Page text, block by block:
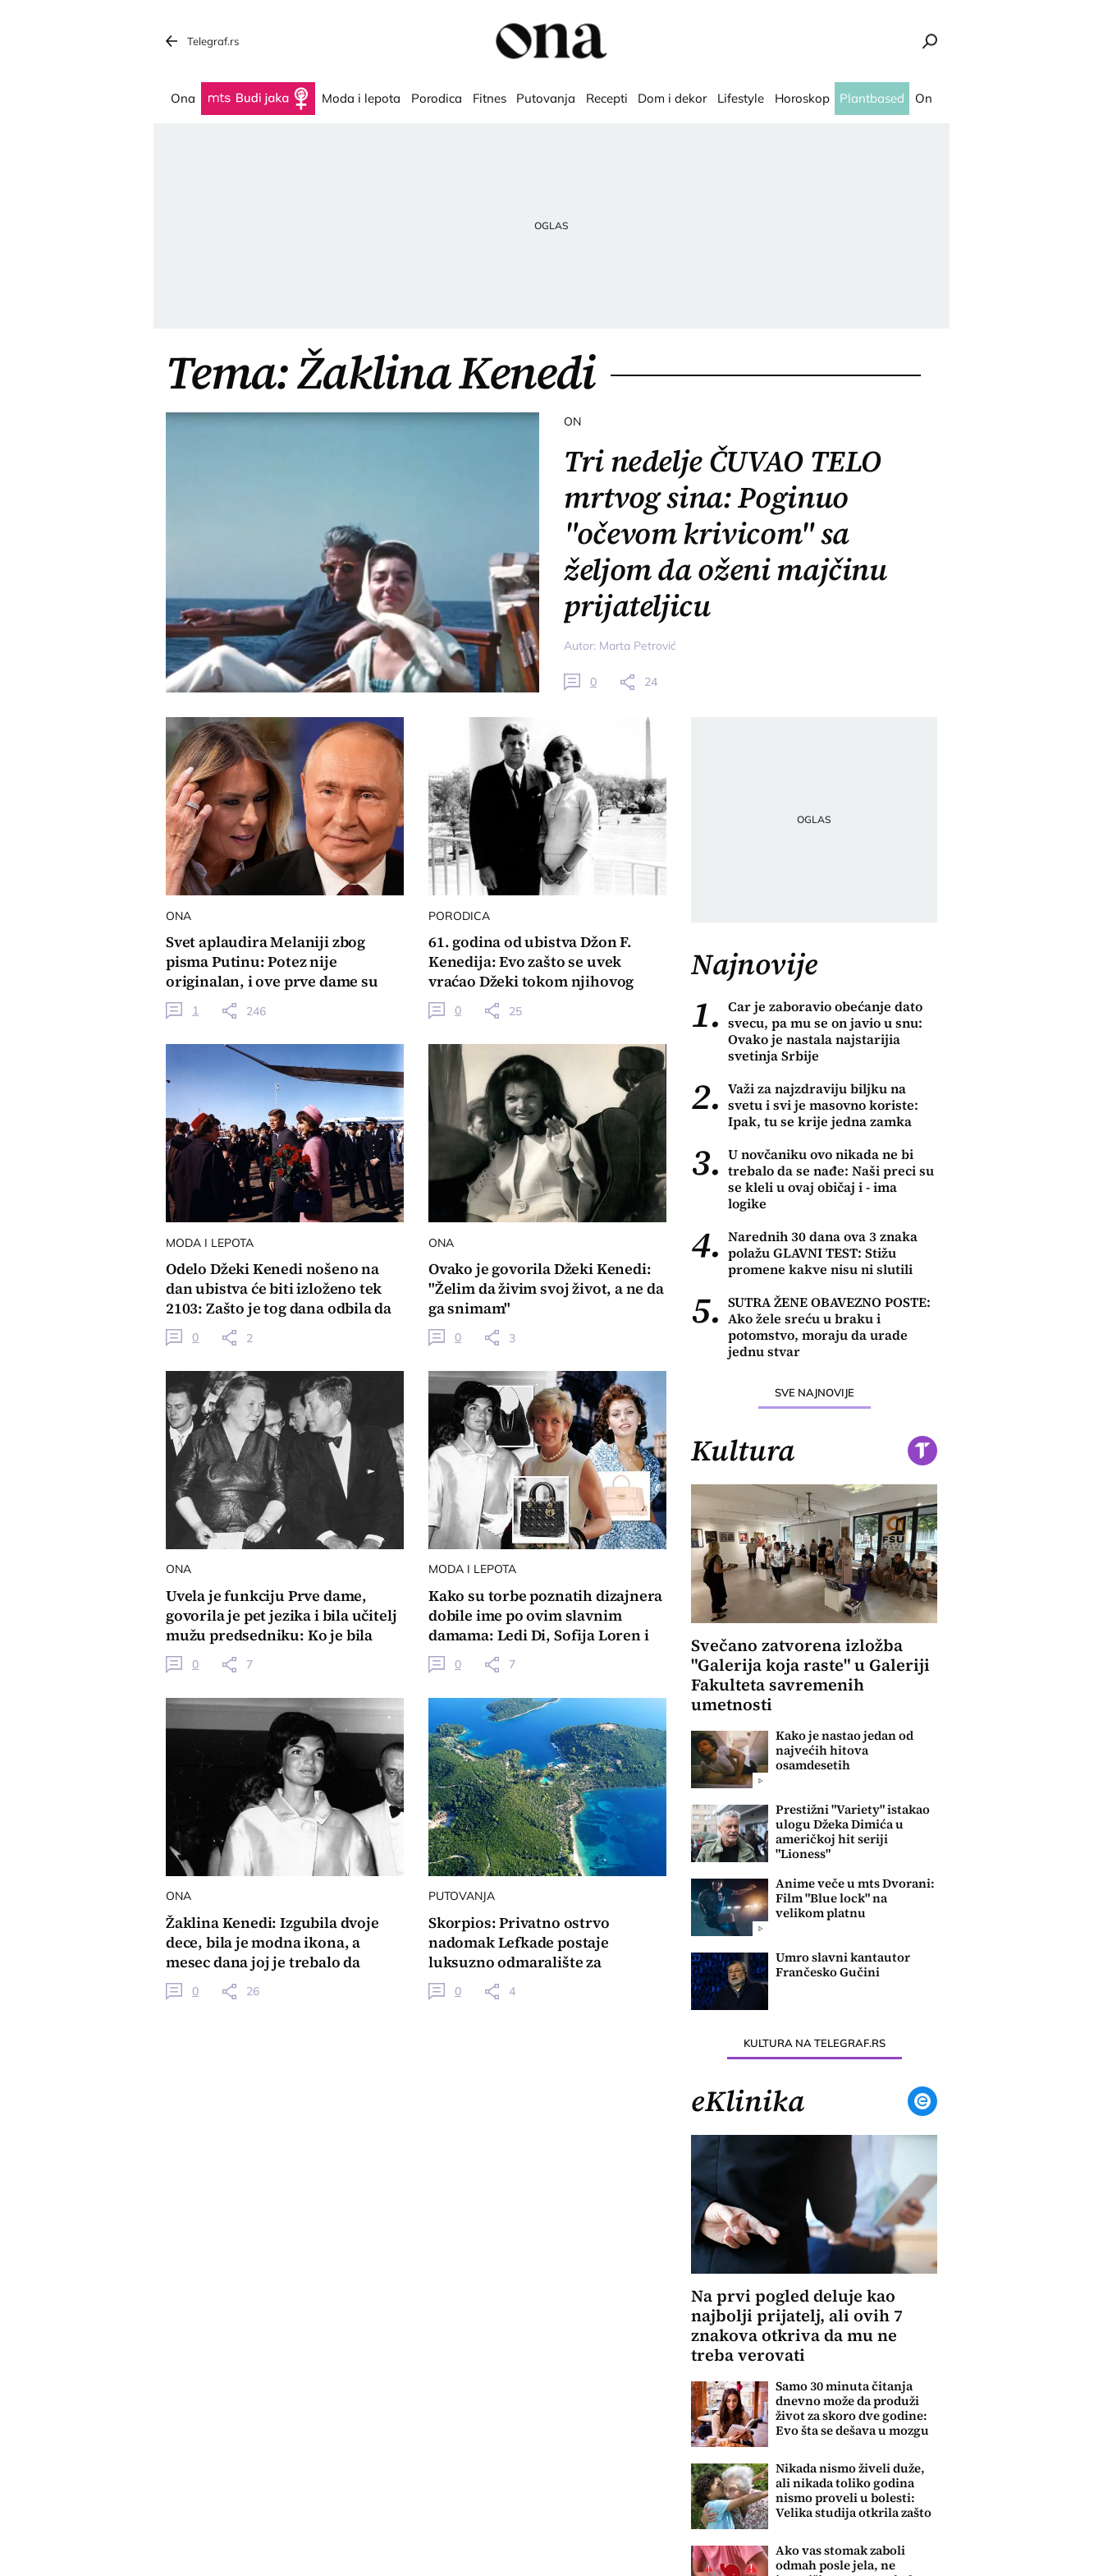
Telegraf.rs
Ona Budi jaka Moda i lepota Porodica Fitnes Putovanja Recepti Dom i dekor Lifestyle Horoskop Plantbased On
Tema: Žaklina Kenedi
ON
Tri nedelje ČUVAO TELO
mrtvog sina: Poginuo
"očevom krivicom" sa
željom da oženi majčinu
prijateljicu
Autor: Marta Petrović
0 24
ONA
Svet aplaudira Melaniji zbog
pisma Putinu: Potez nije
originalan, i ove prve dame su
gasile ratne tenzije
1 246
PORODICA
61. godina od ubistva Džon F.
Kenedija: Evo zašto se uvek
vraćao Džeki tokom njihovog
burnog braka?
0 25
MODA I LEPOTA
Odelo Džeki Kenedi nošeno na
dan ubistva će biti izloženo tek
2103: Zašto je tog dana odbila da
se presvuče?
0 2
ONA
Ovako je govorila Džeki Kenedi:
"Želim da živim svoj život, a ne da
ga snimam"
0 3
ONA
Uvela je funkciju Prve dame,
govorila je pet jezika i bila učitelj
mužu predsedniku: Ko je bila
Nina Hruščova?
0 7
MODA I LEPOTA
Kako su torbe poznatih dizajnera
dobile ime po ovim slavnim
damama: Ledi Di, Sofija Loren i
čuvena Džeki
0 7
ONA
Žaklina Kenedi: Izgubila dvoje
dece, bila je modna ikona, a
mesec dana joj je trebalo da
odgovori na prosidbu
0 26
PUTOVANJA
Skorpios: Privatno ostrvo
nadomak Lefkade postaje
luksuzno odmaralište za
milijardere
0 4
Najnovije
1. Car je zaboravio obećanje dato
svecu, pa mu se on javio u snu:
Ovako je nastala najstarijia
svetinja Srbije
2. Važi za najzdraviju biljku na
svetu i svi je masovno koriste:
Ipak, tu se krije jedna zamka
3. U novčaniku ovo nikada ne bi
trebalo da se nađe: Naši preci su
se kleli u ovaj običaj i - ima
logike
4. Narednih 30 dana ova 3 znaka
polažu GLAVNI TEST: Stižu
promene kakve nisu ni slutili
5. SUTRA ŽENE OBAVEZNO POSTE:
Ako žele sreću u braku i
potomstvo, moraju da urade
jednu stvar
SVE NAJNOVIJE
Kultura
Svečano zatvorena izložba
"Galerija koja raste" u Galeriji
Fakulteta savremenih
umetnosti
Kako je nastao jedan od
najvećih hitova
osamdesetih
Prestižni "Variety" istakao
ulogu Džeka Dimića u
američkoj hit seriji
"Lioness"
Anime veče u mts Dvorani:
Film "Blue lock" na
velikom platnu
Umro slavni kantautor
Frančesko Gučini
KULTURA NA TELEGRAF.RS
eKlinika
Na prvi pogled deluje kao
najbolji prijatelj, ali ovih 7
znakova otkriva da mu ne
treba verovati
Samo 30 minuta čitanja
dnevno može da produži
život za skoro dve godine:
Evo šta se dešava u mozgu
Nikada nismo živeli duže,
ali nikada toliko godina
nismo proveli u bolesti:
Velika studija otkrila zašto
Ako vas stomak zaboli
odmah posle jela, ne